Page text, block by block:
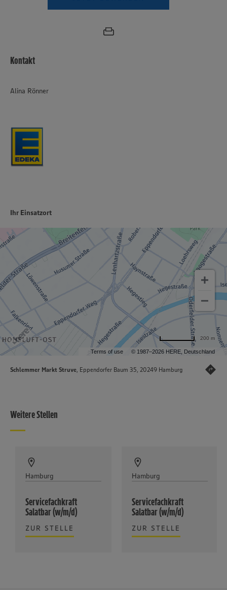
Kontakt
Alina Rönner
Ihr Einsatzort
Terms of use © 1987–2026 HERE, Deutschland
200 m
Schlemmer Markt Struve , Eppendorfer Baum 35, 20249 Hamburg
Weitere Stellen
Hamburg
Servicefachkraft
Salatbar (w/m/d)
ZUR STELLE
Hamburg
Servicefachkraft
Salatbar (w/m/d)
ZUR STELLE